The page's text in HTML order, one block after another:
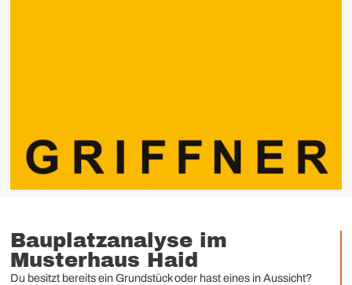
Bauplatzanalyse im
Musterhaus Haid
Du besitzt bereits ein Grundstück oder hast eines in Aussicht?